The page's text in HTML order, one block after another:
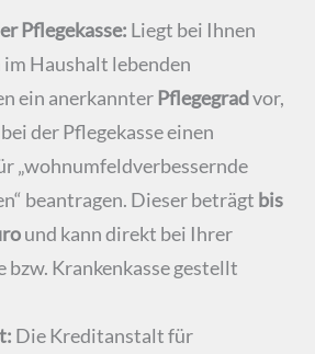
Pflegekasse: Liegt bei Ihnen
Haushalt lebenden
ein anerkannterPflegegradvor,
der Pflegekasse einen
„wohnumfeldverbessernde
beantragen. Dieser beträgt bis
und kann direkt bei Ihrer
bzw. Krankenkasse gestellt
Die Kreditanstalt für